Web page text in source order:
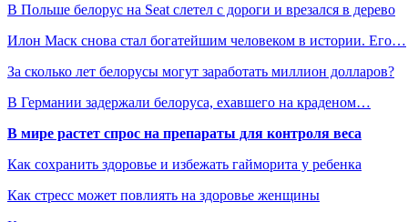
В Польше белорус на Seat слетел с дороги и врезался в дерево
Илон Маск снова стал богатейшим человеком в истории. Его…
За сколько лет белорусы могут заработать миллион долларов?
В Германии задержали белоруса, ехавшего на краденом…
В мире растет спрос на препараты для контроля веса
Как сохранить здоровье и избежать гайморита у ребенка
Как стресс может повлиять на здоровье женщины